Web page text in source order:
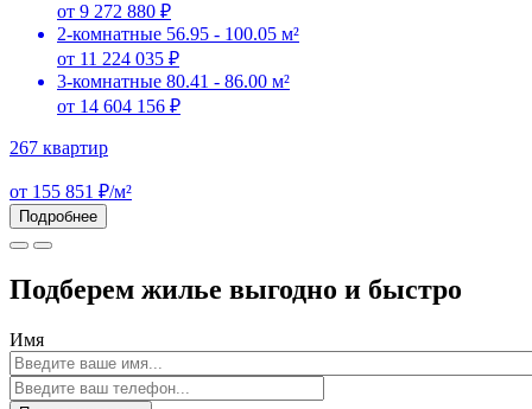
от 9 272 880 ₽
2-комнатные 56.95 - 100.05 м²
от 11 224 035 ₽
3-комнатные 80.41 - 86.00 м²
от 14 604 156 ₽
267 квартир
от 155 851 ₽/м²
Подробнее
Подберем жилье выгодно и быстро
Имя